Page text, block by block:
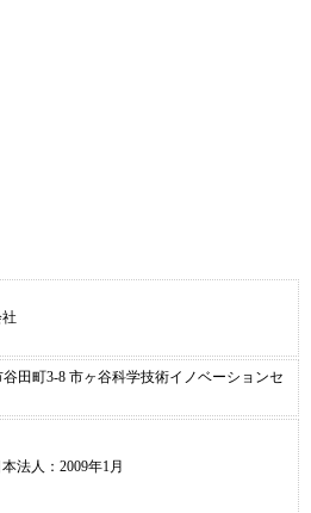
田町3-8 市ヶ谷科学技術イノベーションセ
法人：2009年1月